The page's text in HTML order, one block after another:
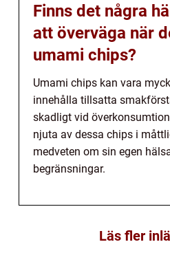
Finns det några
att överväga när
umami chips?
Umami chips kan vara
innehålla tillsatta
skadligt vid
njuta av dessa chips i
medveten om sin egen
begränsningar.
Läs fler